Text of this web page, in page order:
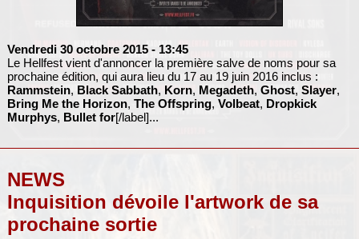
Vendredi 30 octobre 2015 - 13:45
Le Hellfest vient d'annoncer la première salve de noms pour sa
prochaine édition, qui aura lieu du 17 au 19 juin 2016 inclus :
Rammstein, Black Sabbath, Korn, Megadeth, Ghost, Slayer,
Bring Me the Horizon, The Offspring, Volbeat, Dropkick
Murphys, Bullet for[/label]...
NEWS
Inquisition dévoile l'artwork de sa
prochaine sortie